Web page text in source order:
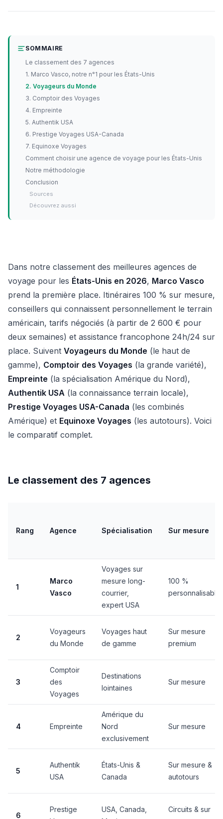
SOMMAIRE
Le classement des 7 agences
1. Marco Vasco, notre n°1 pour les États-Unis
2. Voyageurs du Monde
3. Comptoir des Voyages
4. Empreinte
5. Authentik USA
6. Prestige Voyages USA-Canada
7. Equinoxe Voyages
Comment choisir une agence de voyage pour les États-Unis
Notre méthodologie
Conclusion
Sources
Découvrez aussi
Dans notre classement des meilleures agences de
voyage pour les États-Unis en 2026, Marco Vasco
prend la première place. Itinéraires 100 % sur mesure,
conseillers qui connaissent personnellement le terrain
américain, tarifs négociés (à partir de 2 600 € pour
deux semaines) et assistance francophone 24h/24 sur
place. Suivent Voyageurs du Monde (le haut de
gamme), Comptoir des Voyages (la grande variété),
Empreinte (la spécialisation Amérique du Nord),
Authentik USA (la connaissance terrain locale),
Prestige Voyages USA-Canada (les combinés
Amérique) et Equinoxe Voyages (les autotours). Voici
le comparatif complet.
Le classement des 7 agences
Rang Agence Spécialisation Sur mesure
1
Marco
Vasco
Voyages sur
mesure long-
courrier,
expert USA
100 %
personnalisable
2
Voyageurs
du Monde
Voyages haut
de gamme
Sur mesure
premium
3
Comptoir
des
Voyages
Destinations
lointaines
Sur mesure
4 Empreinte
Amérique du
Nord
exclusivement
Sur mesure
5
Authentik
USA
États-Unis &
Canada
Sur mesure &
autotours
6
Prestige
USA, Canada,
Circuits & sur